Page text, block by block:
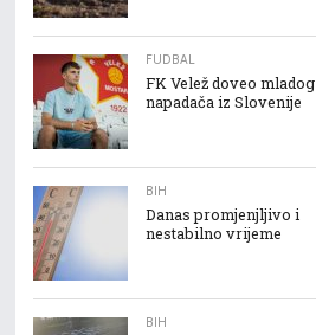
FUDBAL
FK Velež doveo mladog
napadača iz Slovenije
BIH
Danas promjenjljivo i
nestabilno vrijeme
BIH